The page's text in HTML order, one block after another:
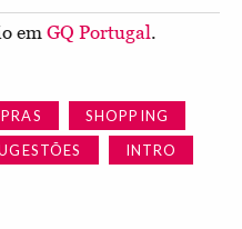
em GQ Portugal.
SHOPPING
INTRO